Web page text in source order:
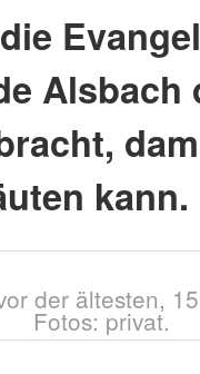
Alsbach
kann.
der ältesten,
Fotos: privat.